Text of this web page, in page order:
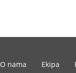
O nama Ekipa